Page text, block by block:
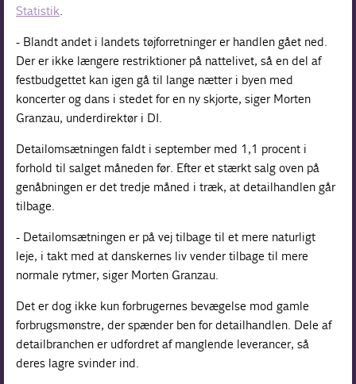
Statistik
- Blandt andet i landets tøjforretninger er handlen gået ned.
Der er ikke længere restriktioner på nattelivet, så en del af
festbudgettet kan igen gå til lange nætter i byen med
koncerter og dans i stedet for en ny skjorte, siger Morten
Granzau, underdirektør i DI.
Detailomsætningen faldt i september med 1,1 procent i
forhold til salget måneden før. Efter et stærkt salg oven på
genåbningen er det tredje måned i træk, at detailhandlen går
tilbage.
- Detailomsætningen er på vej tilbage til et mere naturligt
leje, i takt med at danskernes liv vender tilbage til mere
normale rytmer, siger Morten Granzau.
Det er dog ikke kun forbrugernes bevægelse mod gamle
forbrugsmønstre, der spænder ben for detailhandlen. Dele af
detailbranchen er udfordret af manglende leverancer, så
deres lagre svinder ind.